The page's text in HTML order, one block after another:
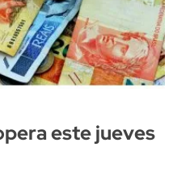
este jueves